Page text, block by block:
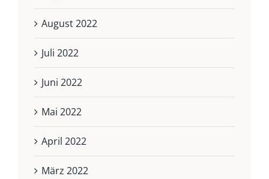
August 2022
Juli 2022
Juni 2022
Mai 2022
April 2022
März 2022